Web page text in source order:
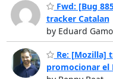
Fwd: [Bug
tracker Catalan
by Eduard
Re: [Mozilla]
promocionar el